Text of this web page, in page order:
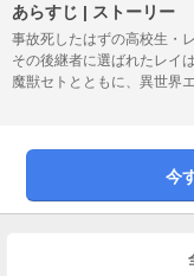
あらすじ | ストーリー
事故死したはずの高校生・
その後継者に選ばれたレイ
魔獣セトとともに、異世界
今